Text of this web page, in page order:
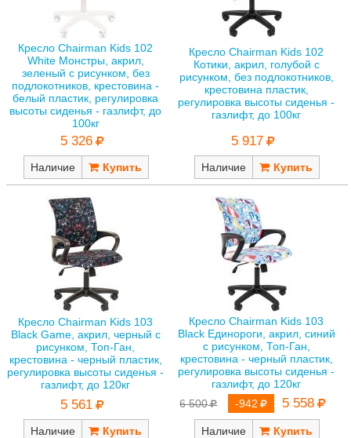
Кресло Chairman Kids 102
White Монстры, акрил,
зеленый с рисунком, без
подлокотников, крестовина -
белый пластик, регулировка
высоты сиденья - газлифт, до
100кг
5 326
Наличие
Кресло Chairman Kids 102
Котики, акрил, голубой с
рисунком, без подлокотников,
крестовина пластик,
регулировка высоты сиденья -
газлифт, до 100кг
5 917
Наличие
Кресло Chairman Kids 103
Black Game, акрил, черный с
рисунком, Топ-Ган,
крестовина - черный пластик,
регулировка высоты сиденья -
газлифт, до 120кг
5 561
Наличие
Кресло Chairman Kids 103
Black Единороги, акрил, синий
с рисунком, Топ-Ган,
крестовина - черный пластик,
регулировка высоты сиденья -
газлифт, до 120кг
6 500
-942 5 558
Наличие